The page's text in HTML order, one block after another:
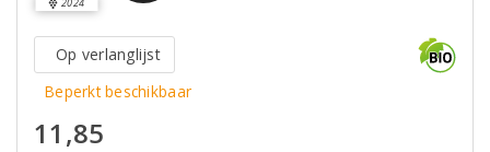
Op verlanglijst
Beperkt beschikbaar
11,85